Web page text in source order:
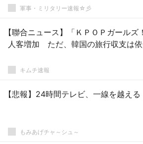
軍事・ミリタリー速報☆彡
【聯合ニュース】「ＫＰＯＰガール
人客増加 ただ、韓国の旅行収支は
キムチ速報
【悲報】24時間テレビ、一線を越える
もみあげチャ～シュ～